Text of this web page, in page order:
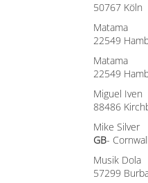
50767 Köln
Matama
22549
Matama
22549
Miguel Iven
88486
Mike Silver
GB-
Musik Dola
57299